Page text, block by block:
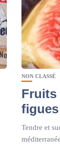
NON CLASSÉ
Fruits
figues
Tendre et